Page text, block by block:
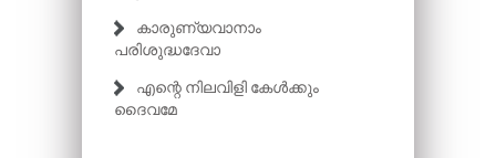
കാരുണ്യവാനാം
പരിശുദ്ധദേവാ
എന്റെ നിലവിളി കേൾക്കും
ദൈവമേ